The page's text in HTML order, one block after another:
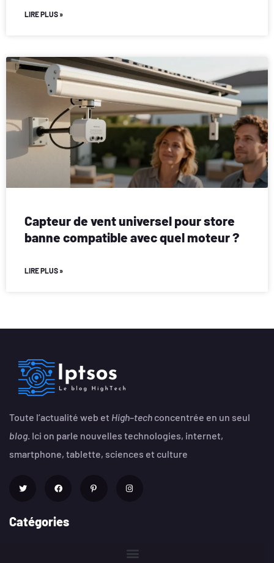
LIRE PLUS »
Capteur de vent universel pour store
banne compatible avec quel moteur ?
LIRE PLUS »
Toute l’actualité web et High–tech concentrée en un seul
blog . Ici on parle nouvelles technologies, internet,
smartphone, tablette, sciences et culture
Catégories